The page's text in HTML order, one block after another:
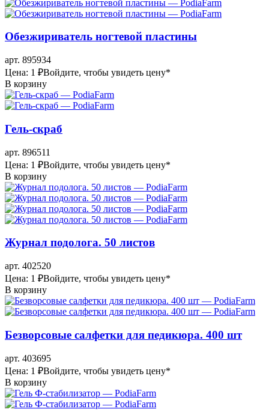
Обезжириватель ногтевой пластины
арт. 895934
Цена: 1 ₽Войдите, чтобы увидеть цену*
В корзину
Гель-скраб
арт. 896511
Цена: 1 ₽Войдите, чтобы увидеть цену*
В корзину
Журнал подолога. 50 листов
арт. 402520
Цена: 1 ₽Войдите, чтобы увидеть цену*
В корзину
Безворсовые салфетки для педикюра. 400 шт
арт. 403695
Цена: 1 ₽Войдите, чтобы увидеть цену*
В корзину